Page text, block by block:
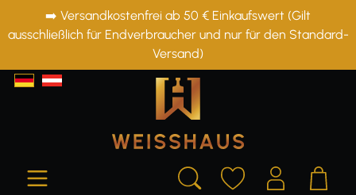
springen
➡️ Versandkostenfrei ab 50 € Einkaufswert (Gilt
ausschließlich für Endverbraucher und nur für den Standard-
Versand)